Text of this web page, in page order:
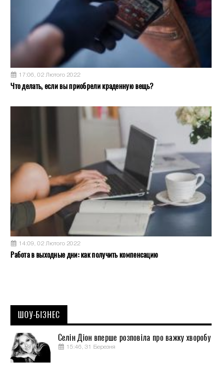
17:06, 02 Лютого 2022
Что делать, если вы приобрели краденную вещь?
14:09, 02 Лютого 2022
Работа в выходные дни: как получить компенсацию
ШОУ-БІЗНЕС
Селін Діон вперше розповіла про важку хворобу
15:46, 31 Березня